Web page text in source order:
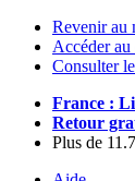
Revenir au
Accéder au
Consulter
France :
Retour
Plus de